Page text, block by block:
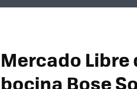
Mercado
bocina Bose